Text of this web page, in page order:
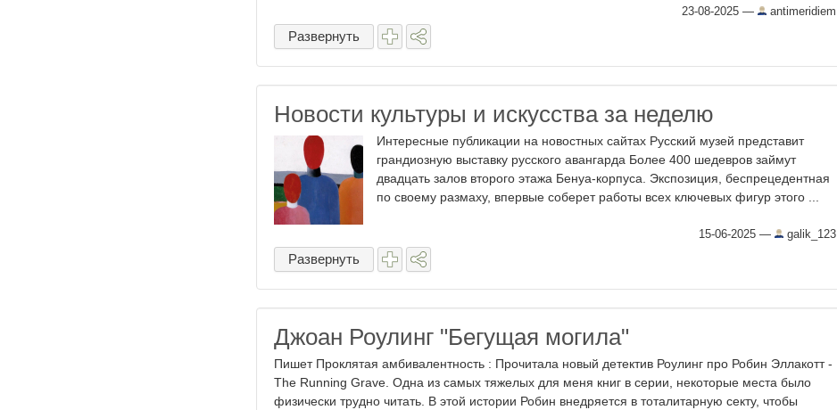
23-08-2025 — antimeridiem
Развернуть
Новости культуры и искусства за неделю
Интересные публикации на новостных сайтах Русский музей представит
грандиозную выставку русского авангарда Более 400 шедевров займут
двадцать залов второго этажа Бенуа-корпуса. Экспозиция, беспрецедентная
по своему размаху, впервые соберет работы всех ключевых фигур этого ...
15-06-2025 — galik_123
Развернуть
Джоан Роулинг "Бегущая могила"
Пишет Проклятая амбивалентность : Прочитала новый детектив Роулинг про Робин Эллакотт -
The Running Grave. Одна из самых тяжелых для меня книг в серии, некоторые места было
физически трудно читать. В этой истории Робин внедряется в тоталитарную секту, чтобы